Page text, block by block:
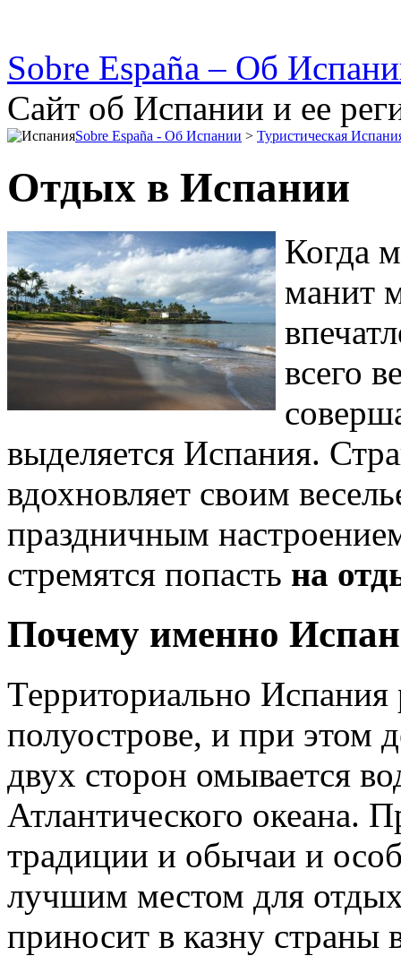
Sobre España – Об
Сайт об Испании и ее
Sobre España - Об Испании > Туристическая
Отдых в Испании
Когда
манит
всего
выделяется Испания.
вдохновляет своим
праздничным
стремятся попасть на
Почему именно
Территориально
полуострове, и при этом
двух сторон омывается
Атлантического океана.
традиции и обычаи и
лучшим местом для
приносит в казну страны